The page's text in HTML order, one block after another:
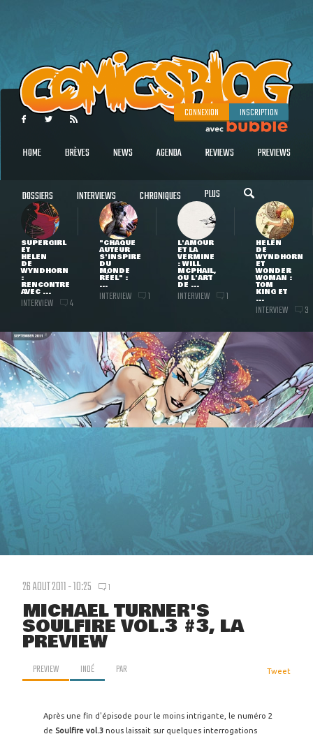
CONNEXION INSCRIPTION
HOME BRÈVES NEWS AGENDA REVIEWS PREVIEWS
DOSSIERS INTERVIEWS CHRONIQUES PLUS
SUPERGIRL
ET
HELEN
DE
WYNDHORN
:
RENCONTRE
AVEC ...
INTERVIEW 4
"CHAQUE
AUTEUR
S'INSPIRE
DU
MONDE
RÉEL" :
...
INTERVIEW 1
L'AMOUR
ET LA
VERMINE
: WILL
MCPHAIL,
OU L'ART
DE ...
INTERVIEW 1
HELEN
DE
WYNDHORN
ET
WONDER
WOMAN :
TOM
KING ET
...
INTERVIEW 3
26 AOUT 2011 - 10:25 1
MICHAEL TURNER'S
SOULFIRE VOL.3 #3, LA
PREVIEW
PREVIEW INDÉ PAR Tweet
Après une fin d'épisode pour le moins intrigante, le numéro 2
de Soulfire vol.3 nous laissait sur quelques interrogations